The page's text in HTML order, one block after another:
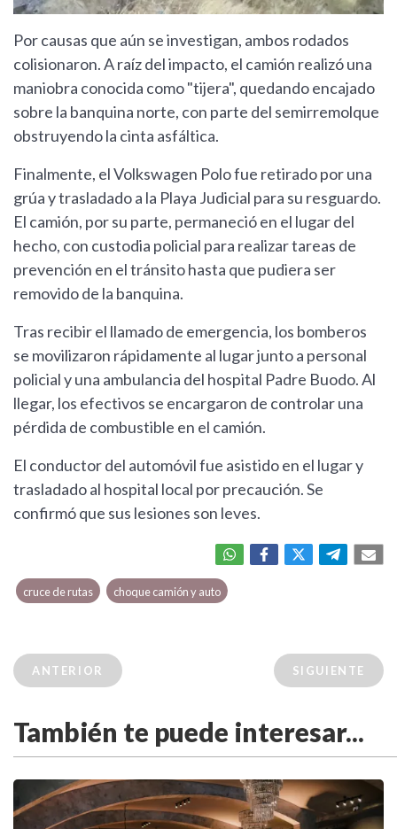
Por causas que aún se investigan, ambos rodados
colisionaron. A raíz del impacto, el camión realizó una
maniobra conocida como "tijera", quedando encajado
sobre la banquina norte, con parte del semirremolque
obstruyendo la cinta asfáltica.
Finalmente, el Volkswagen Polo fue retirado por una
grúa y trasladado a la Playa Judicial para su resguardo.
El camión, por su parte, permaneció en el lugar del
hecho, con custodia policial para realizar tareas de
prevención en el tránsito hasta que pudiera ser
removido de la banquina.
Tras recibir el llamado de emergencia, los bomberos
se movilizaron rápidamente al lugar junto a personal
policial y una ambulancia del hospital Padre Buodo. Al
llegar, los efectivos se encargaron de controlar una
pérdida de combustible en el camión.
El conductor del automóvil fue asistido en el lugar y
trasladado al hospital local por precaución. Se
confirmó que sus lesiones son leves.
cruce de rutas choque camión y auto
ANTERIOR SIGUIENTE
También te puede interesar...